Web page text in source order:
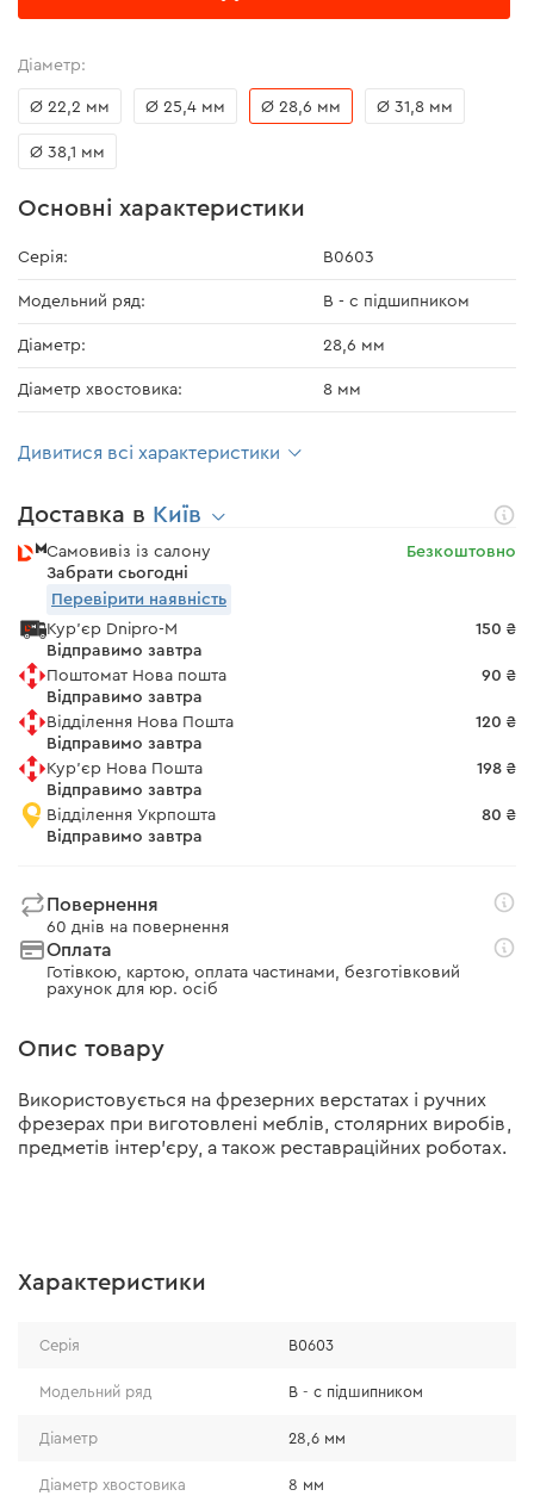
Діаметр:
Ø 22,2 мм Ø 25,4 мм Ø 28,6 мм Ø 31,8 мм
Ø 38,1 мм
Основні характеристики
Серія: В0603
Модельний ряд: В - с підшипником
Діаметр: 28,6 мм
Діаметр хвостовика: 8 мм
Дивитися всі характеристики
Доставка в Київ
Самовивіз із салону
Забрати сьогодні
Безкоштовно
Перевірити наявність
Кур'єр Dnipro-M
Відправимо завтра
150 ₴
Поштомат Нова пошта
Відправимо завтра
90 ₴
Відділення Нова Пошта
Відправимо завтра
120 ₴
Кур'єр Нова Пошта
Відправимо завтра
198 ₴
Відділення Укрпошта
Відправимо завтра
80 ₴
Повернення
60 днів на повернення
Оплата
Готівкою, картою, оплата частинами, безготівковий
рахунок для юр. осіб
Опис товару
Використовується на фрезерних верстатах і ручних
фрезерах при виготовлені меблів, столярних виробів,
предметів інтер’єру, а також реставраційних роботах.
Характеристики
Серія В0603
Модельний ряд В - с підшипником
Діаметр 28,6 мм
Діаметр хвостовика 8 мм